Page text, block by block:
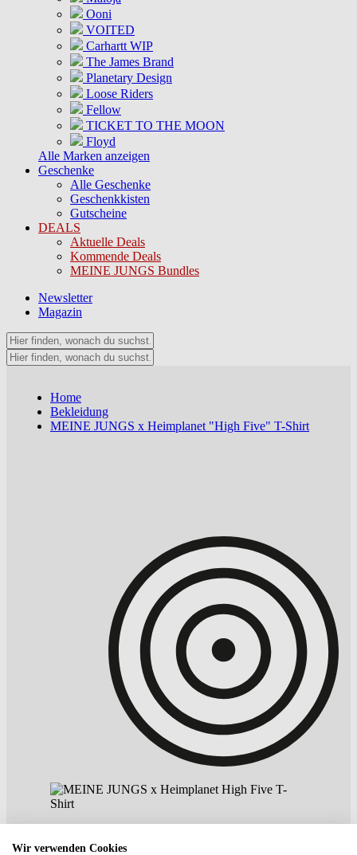
Ooni
VOITED
Carhartt WIP
The James Brand
Planetary Design
Loose Riders
Fellow
TICKET TO THE MOON
Floyd
Alle Marken anzeigen
Geschenke
Alle Geschenke
Geschenkkisten
Gutscheine
DEALS
Aktuelle Deals
Kommende Deals
MEINE JUNGS Bundles
Newsletter
Magazin
Home
Bekleidung
MEINE JUNGS x Heimplanet "High Five" T-Shirt
Wir verwenden Cookies